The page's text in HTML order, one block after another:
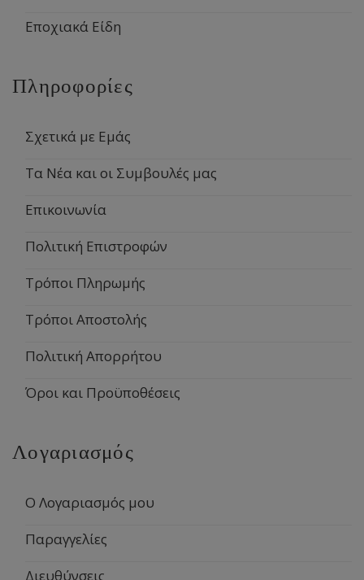
Εποχιακά Είδη
Πληροφορίες
Σχετικά με Εμάς
Τα Νέα και οι Συμβουλές μας
Επικοινωνία
Πολιτική Επιστροφών
Τρόποι Πληρωμής
Τρόποι Αποστολής
Πολιτική Απορρήτου
Όροι και Προϋποθέσεις
Λογαριασμός
Ο Λογαριασμός μου
Παραγγελίες
Διευθύνσεις